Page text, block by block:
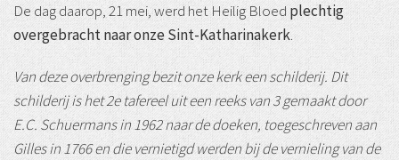
De dag daarop, 21 mei, werd het Heilig Bloedplechtig
overgebracht naar onze Sint-Katharinakerk.
Van deze overbrenging bezit onze kerk een schilderij. Dit
schilderij is het 2e tafereel uit een reeks van 3 gemaakt door
E.C. Schuermans in 1962 naar de doeken, toegeschreven aan
Gilles in 1766 en die vernietigd werden bij de vernieling van de